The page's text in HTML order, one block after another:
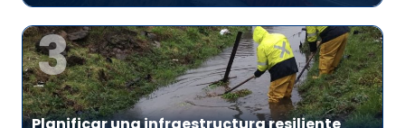
3
Planificar una infraestructura resiliente